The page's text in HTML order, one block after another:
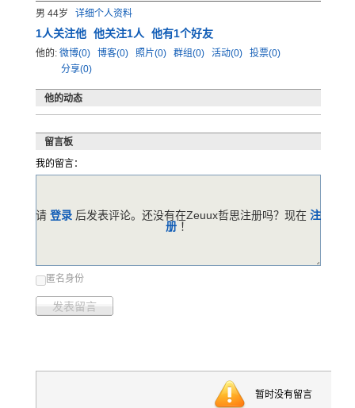
男 44岁 详细个人资料
1人关注他 他关注1人 他有1个好友
他的: 微博(0) 博客(0) 照片(0) 群组(0) 活动(0)
投票(0)
分享(0)
他的动态
留言板
我的留言：
匿名身份
发表留言
请 登录 后发表评论。还没有在Zeuux哲思注册吗？现在 注
册 ！
暂时没有留言